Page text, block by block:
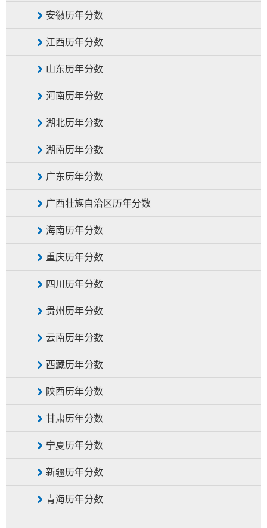
安徽历年分数
江西历年分数
山东历年分数
河南历年分数
湖北历年分数
湖南历年分数
广东历年分数
广西壮族自治区历年分数
海南历年分数
重庆历年分数
四川历年分数
贵州历年分数
云南历年分数
西藏历年分数
陕西历年分数
甘肃历年分数
宁夏历年分数
新疆历年分数
青海历年分数